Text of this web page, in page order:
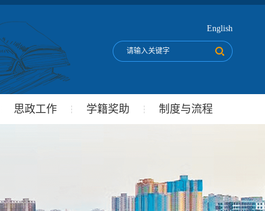
English
思政工作 学籍奖助 制度与流程